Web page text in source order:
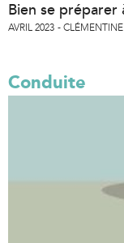
Bien se préparer
AVRIL 2023 CLÉMENTINE
Conduite